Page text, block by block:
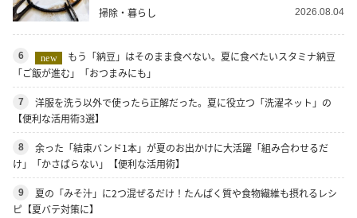
掃除・暮らし 2026.08.04
6 new
もう「納豆」はそのまま食べない。夏に食べたいスタミナ納豆
「ご飯が進む」「おつまみにも」
7
洋服を洗う以外で使ったら正解だった。夏に役立つ「洗濯ネット」の
【便利な活用術3選】
8
余った「結束バンド1本」が夏のお出かけに大活躍「組み合わせるだ
け」「かさばらない」【便利な活用術】
9
夏の「みそ汁」に2つ混ぜるだけ！たんぱく質や食物繊維も摂れるレシ
ピ【夏バテ対策に】